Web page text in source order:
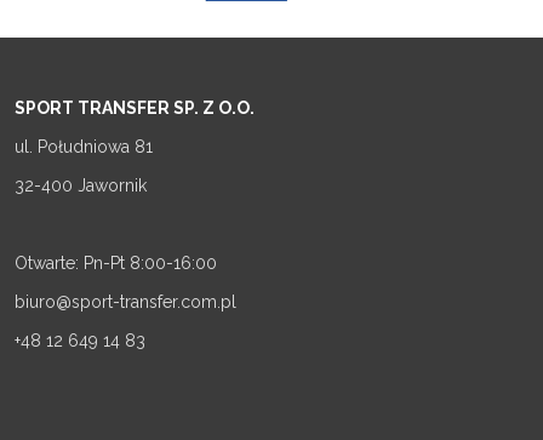
SPORT TRANSFER SP. Z O.O.
ul. Południowa 81
32-400 Jawornik
Otwarte: Pn-Pt 8:00-16:00
biuro@sport-transfer.com.pl
+48 12 649 14 83